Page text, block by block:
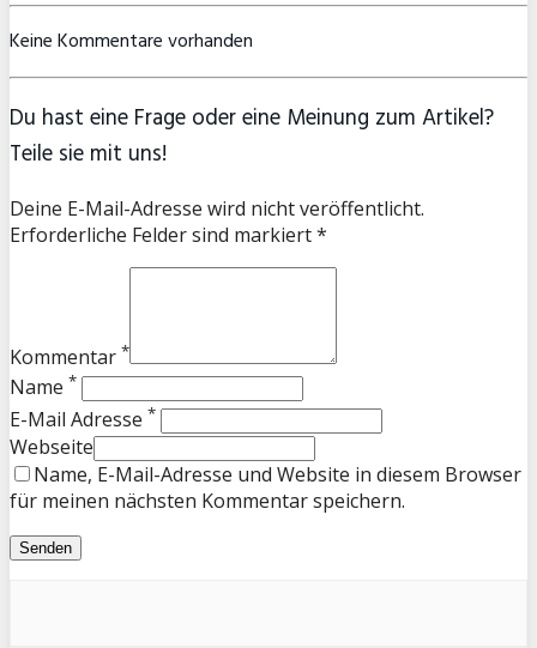
Keine Kommentare vorhanden
Du hast eine Frage oder eine Meinung zum Artikel?
Teile sie mit uns!
Deine E-Mail-Adresse wird nicht veröffentlicht.
Erforderliche Felder sind markiert *
Kommentar *
Name *
E-Mail Adresse *
Webseite
Name, E-Mail-Adresse und Website in diesem Browser
für meinen nächsten Kommentar speichern.